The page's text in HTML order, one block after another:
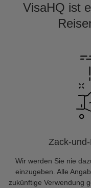
VisaHQ ist
Zack-
Wir werden Sie nie
einzugeben. Alle
zukünftige Verwendung